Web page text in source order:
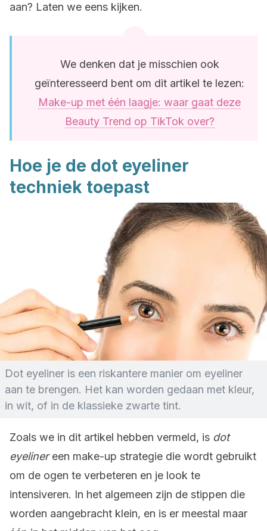
aan? Laten we eens kijken.
We denken dat je misschien ook
geïnteresseerd bent om dit artikel te lezen:
Make-up met één laagje: waar gaat deze
Beauty Trend op TikTok over?
Hoe je de dot eyeliner
techniek toepast
Dot eyeliner is een riskantere manier om eyeliner
aan te brengen. Het kan worden gedaan met kleur,
in wit, of in de klassieke zwarte tint.
Zoals we in dit artikel hebben vermeld, is dot
eyelinereen make-up strategie die wordt gebruikt
om de ogen te verbeteren en je look te
intensiveren. In het algemeen zijn de stippen die
worden aangebracht klein, en is er meestal maar